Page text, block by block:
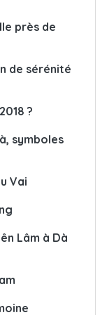
près de
de sérénité
?
symboles
Vai​
Lâm à Dà